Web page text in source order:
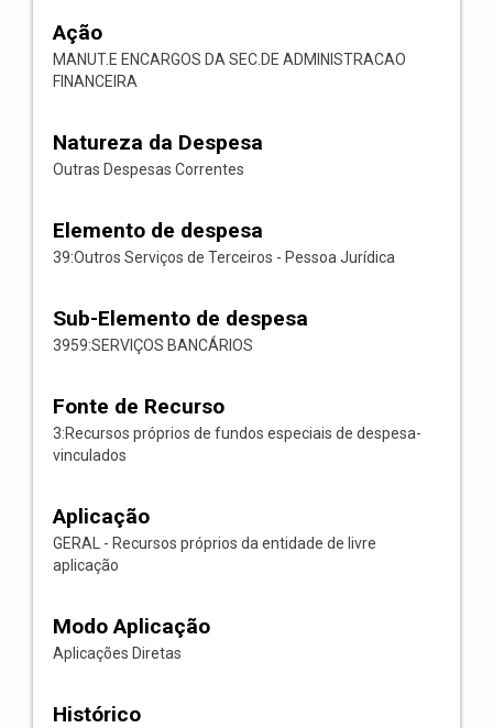
Ação
MANUT.E ENCARGOS DA SEC.DE ADMINISTRACAO
FINANCEIRA
Natureza da Despesa
Outras Despesas Correntes
Elemento de despesa
39:Outros Serviços de Terceiros - Pessoa Jurídica
Sub-Elemento de despesa
3959:SERVIÇOS BANCÁRIOS
Fonte de Recurso
3:Recursos próprios de fundos especiais de despesa-
vinculados
Aplicação
GERAL - Recursos próprios da entidade de livre
aplicação
Modo Aplicação
Aplicações Diretas
Histórico